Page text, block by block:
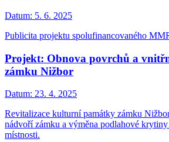
Datum: 5. 6. 2025
Publicita projektu spolufinancovaného
Projekt: Obnova povrchů a
zámku Nižbor
Datum: 23. 4. 2025
Revitalizace kulturní památky zámku
nádvoří zámku a výměna podlahové
místnosti.